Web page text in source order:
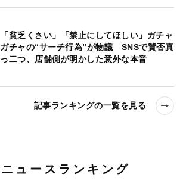
「貧乏くさい」「禁止にしてほしい」ガチャ
ガチャの“サーチ行為”が物議 SNSで賛否真
っ二つ、店舗側が明かした意外な本音
記事ランキングの一覧を見る
ニュースランキング